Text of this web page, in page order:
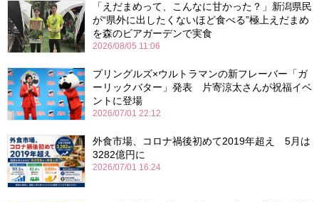
「えだまめって、こんなに甘かった？」新潟県民
が“県外に出したくないほど食べる”極上えだまめ
を森のビアガーデンで実食
2026/08/05 11:06
プリングルズ×ウルトラマンの新フレーバー「ガ
ーリックバター」発表 片寄涼太さんが祝福イベ
ントに登場
2026/07/01 22:12
外食市場、コロナ禍後初めて2019年超え 5月は
3282億円に
2026/07/01 16:24